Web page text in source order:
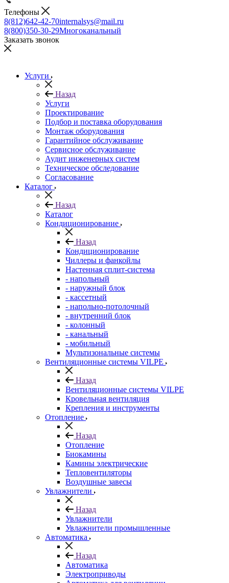
Телефоны
8(812)642-42-70internalsys@mail.ru
8(800)350-30-29Многоканальный
Заказать звонок
Услуги
Назад
Услуги
Проектирование
Подбор и поставка оборудования
Монтаж оборудования
Гарантийное обслуживание
Сервисное обслуживание
Аудит инженерных систем
Техническое обследование
Согласование
Каталог
Назад
Каталог
Кондиционирование
Назад
Кондиционирование
Чиллеры и фанкойлы
Настенная сплит-система
- напольный
- наружный блок
- кассетный
- напольно-потолочный
- внутренний блок
- колонный
- канальный
- мобильный
Мультизональные системы
Вентиляционные системы VILPE
Назад
Вентиляционные системы VILPE
Кровельная вентиляция
Крепления и инструменты
Отопление
Назад
Отопление
Биокамины
Камины электрические
Тепловентиляторы
Воздушные завесы
Увлажнители
Назад
Увлажнители
Увлажнители промышленные
Автоматика
Назад
Автоматика
Электроприводы